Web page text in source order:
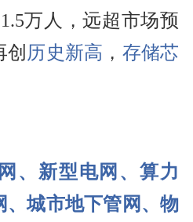
万人，远超市场预
历史新高 ， 存储芯
、新型电网、算力
、城市地下管网、物